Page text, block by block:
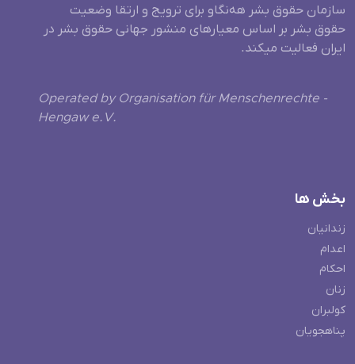
سازمان حقوق بشر هه‌نگاو برای ترویج و ارتقا وضعیت
حقوق بشر بر اساس معیارهای منشور جهانی حقوق بشر در
ایران فعالیت میکند.
Operated by Organisation für Menschenrechte -
Hengaw e.V.
بخش ها
زندانیان
اعدام
احکام
زنان
کولبران
پناهجویان